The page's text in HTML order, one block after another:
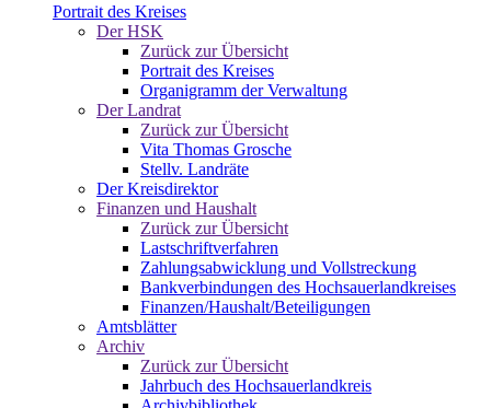
Portrait des Kreises
Der HSK
Zurück zur Übersicht
Portrait des Kreises
Organigramm der Verwaltung
Der Landrat
Zurück zur Übersicht
Vita Thomas Grosche
Stellv. Landräte
Der Kreisdirektor
Finanzen und Haushalt
Zurück zur Übersicht
Lastschriftverfahren
Zahlungsabwicklung und Vollstreckung
Bankverbindungen des Hochsauerlandkreises
Finanzen/Haushalt/Beteiligungen
Amtsblätter
Archiv
Zurück zur Übersicht
Jahrbuch des Hochsauerlandkreis